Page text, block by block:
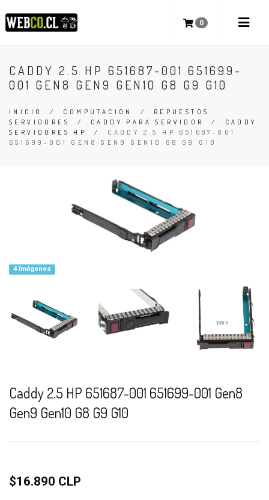
0
CADDY 2.5 HP 651687-001 651699-
001 GEN8 GEN9 GEN10 G8 G9 G10
INICIO / COMPUTACION / REPUESTOS
SERVIDORES
/ CADDY PARA SERVIDOR / CADDY
SERVIDORES HP
/ CADDY 2.5 HP 651687-001
651699-001 GEN8 GEN9 GEN10 G8 G9 G10
4 Imágenes
Caddy 2.5 HP 651687-001 651699-001 Gen8
Gen9 Gen10 G8 G9 G10
$16.890 CLP